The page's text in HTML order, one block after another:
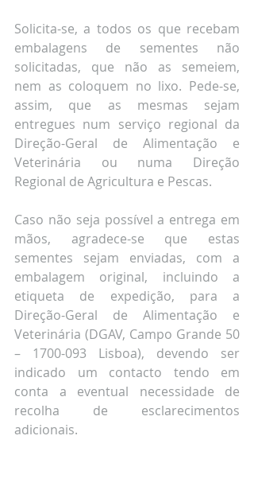
Solicita-se, a todos os que recebam
embalagens de sementes não
solicitadas, que não as semeiem,
nem as coloquem no lixo. Pede-se,
assim, que as mesmas sejam
entregues num serviço regional da
Direção-Geral de Alimentação e
Veterinária ou numa Direção
Regional de Agricultura e Pescas.
Caso não seja possível a entrega em
mãos, agradece-se que estas
sementes sejam enviadas, com a
embalagem original, incluindo a
etiqueta de expedição, para a
Direção-Geral de Alimentação e
Veterinária (DGAV, Campo Grande 50
– 1700-093 Lisboa), devendo ser
indicado um contacto tendo em
conta a eventual necessidade de
recolha de esclarecimentos
adicionais.